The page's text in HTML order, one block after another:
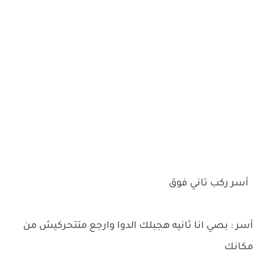
أسر ركب تاني فوق
أسر : بصي انا ثانيه هجبلك الدوا وارجع متتحركيش من
مكانك